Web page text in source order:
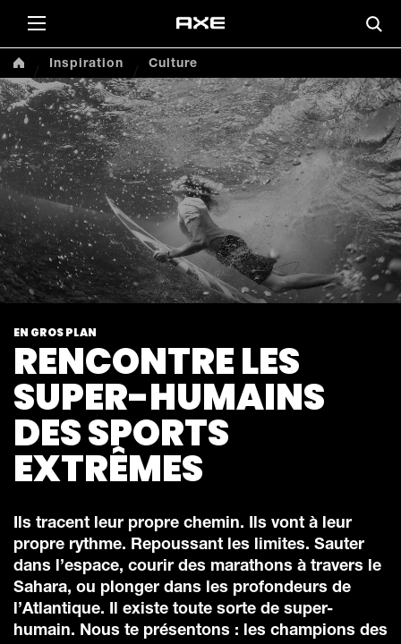
Inspiration Culture
EN GROS PLAN
RENCONTRE LES
SUPER-HUMAINS
DES SPORTS
EXTRÊMES
Ils tracent leur propre chemin. Ils vont à leur
propre rythme. Repoussant les limites. Sauter
dans l’espace, courir des marathons à travers le
Sahara, ou plonger dans les profondeurs de
l’Atlantique. Il existe toute sorte de super-
humain. Nous te présentons : les champions des